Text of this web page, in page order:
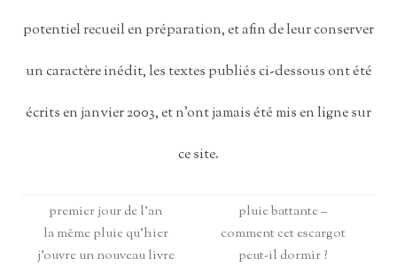
potentiel recueil en préparation, et afin de leur conserver
un caractère inédit, les textes publiés ci-dessous ont été
écrits en janvier 2003, et n’ont jamais été mis en ligne sur
ce site.
premier jour de l’an
la même pluie qu’hier
j’ouvre un nouveau livre
pluie battante –
comment cet escargot
peut-il dormir ?